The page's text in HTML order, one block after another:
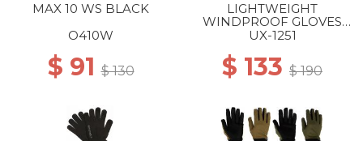
MAX 10 WS BLACK
O410W
$ 91$ 130
LIGHTWEIGHT
WINDPROOF GLOVES
KHAKI
UX-1251
$ 133 $ 190